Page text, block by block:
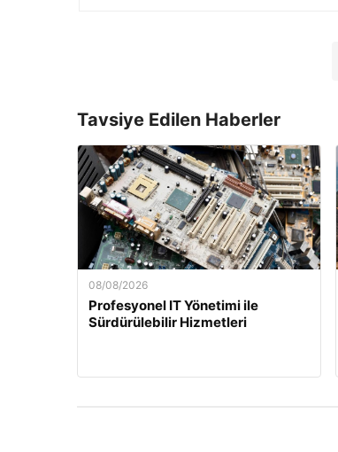
Tavsiye Edilen Haberler
08/08/2026
Profesyonel IT Yönetimi ile
Sürdürülebilir Hizmetleri